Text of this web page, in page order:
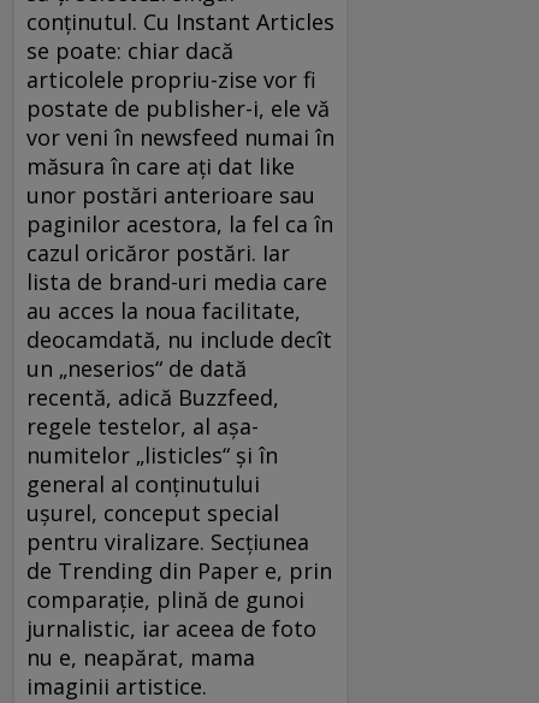
conţinutul. Cu Instant Articles
se poate: chiar dacă
articolele propriu-zise vor fi
postate de publisher-i, ele vă
vor veni în newsfeed numai în
măsura în care aţi dat like
unor postări anterioare sau
paginilor acestora, la fel ca în
cazul oricăror postări. Iar
lista de brand-uri media care
au acces la noua facilitate,
deocamdată, nu include decît
un „neserios“ de dată
recentă, adică Buzzfeed,
regele testelor, al aşa-
numitelor „listicles“ şi în
general al conţinutului
uşurel, conceput special
pentru viralizare. Secţiunea
de Trending din Paper e, prin
comparaţie, plină de gunoi
jurnalistic, iar aceea de foto
nu e, neapărat, mama
imaginii artistice.